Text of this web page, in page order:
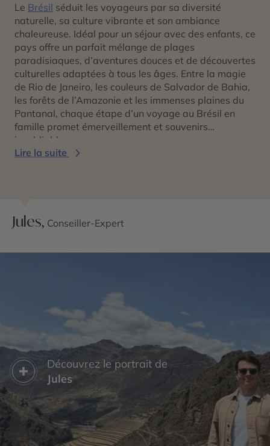
Le Brésil séduit les voyageurs par sa diversité
naturelle, sa culture vibrante et son ambiance
chaleureuse. Idéal pour un séjour avec des enfants, ce
pays offre un parfait mélange de plages
paradisiaques, d’aventures douces et de découvertes
culturelles adaptées à tous les âges. Entre la magie
de Rio de Janeiro, les couleurs de Salvador de Bahia,
les forêts de l’Amazonie et les immenses plaines du
Pantanal, chaque étape d’un voyage au Brésil en
famille promet émerveillement et souvenirs
inoubliables
Lire la suite
Jules, Conseiller-Expert
Découvrez le portrait de
Jules